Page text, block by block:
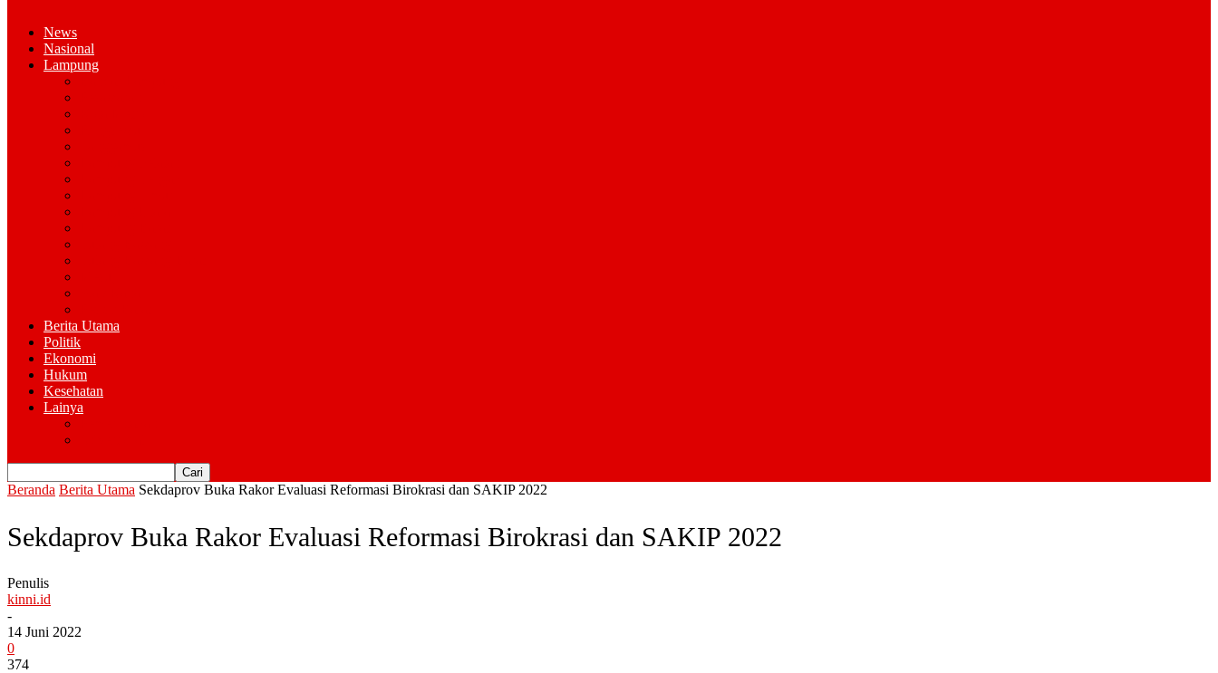
News
Nasional
Lampung
Berita Utama
Politik
Ekonomi
Hukum
Kesehatan
Lainya
Beranda Berita Utama Sekdaprov Buka Rakor Evaluasi Reformasi Birokrasi dan SAKIP 2022
Sekdaprov Buka Rakor Evaluasi Reformasi Birokrasi dan SAKIP 2022
Penulis
kinni.id
-
14 Juni 2022
0
374